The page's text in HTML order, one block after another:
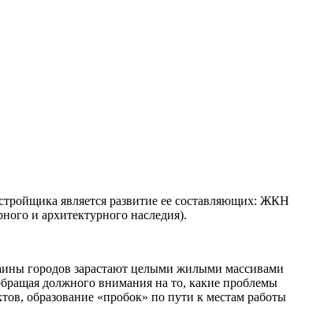
является развитие ее составляющих: ЖКН
и архитектурного наследия).
городов зарастают целыми жилыми массивами
должного внимания на то, какие проблемы
образование «пробок» по пути к местам работы